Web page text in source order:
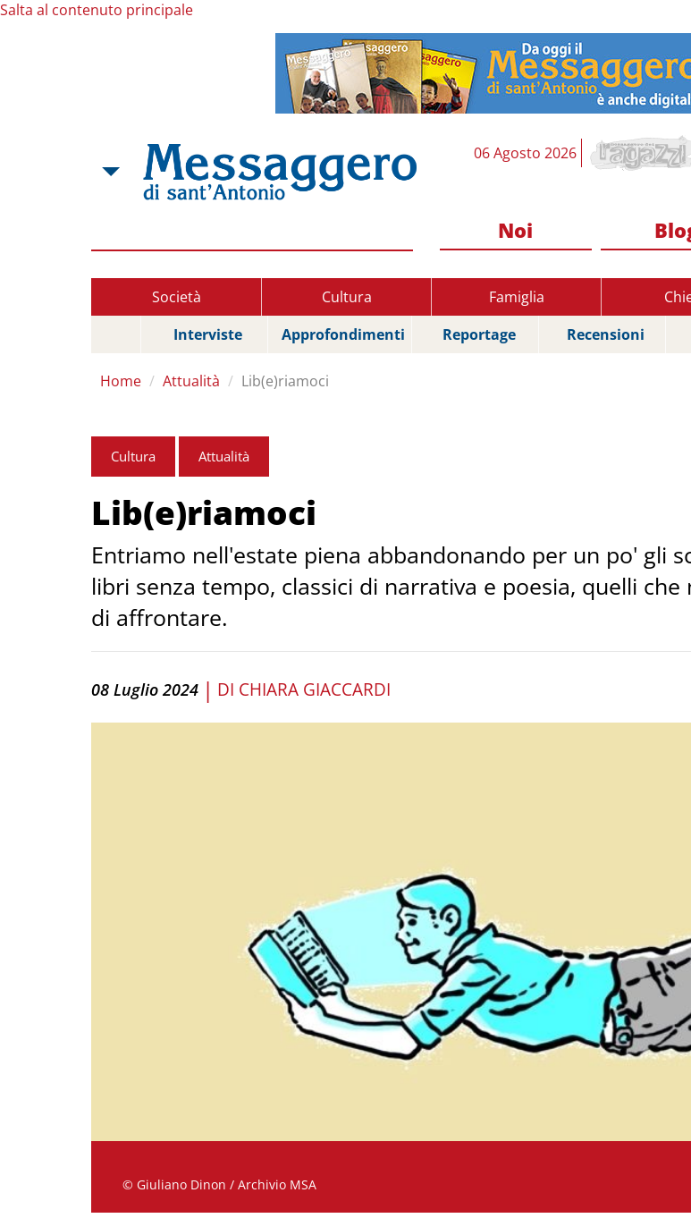
Salta al contenuto principale
06 Agosto 2026
Noi
Società Cultura Famiglia
Interviste
Approfondimenti Reportage Recensioni
Home Attualità Lib(e)riamoci
Cultura Attualità
Lib(e)riamoci
Entriamo nell'estate piena abbandonando per un po' gli
libri senza tempo, classici di narrativa e poesia, quelli
di affrontare.
08 Luglio 2024 | DI CHIARA GIACCARDI
© Giuliano Dinon / Archivio MSA